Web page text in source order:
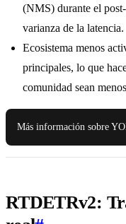
(NMS) durante el
varianza de la latencia.
Ecosistema menos
principales, lo que
comunidad sean
Más información sobre
RTDETRv2: